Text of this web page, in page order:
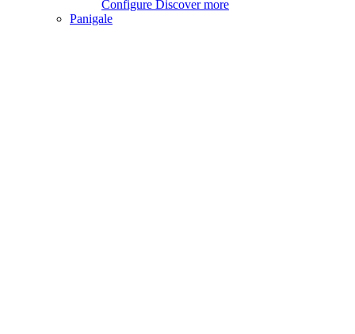
Configure Discover more
Panigale